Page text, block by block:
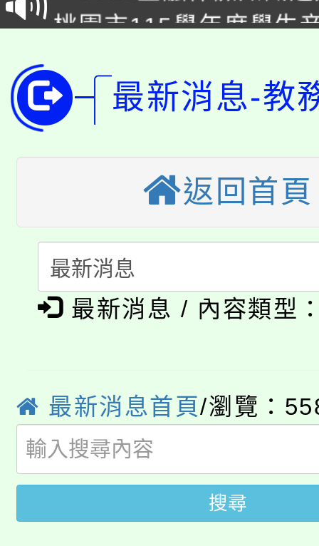
車」活動
桃園市115學年度學生
代理(課)教師甄選結果(
公告本校115學年度第
代理(課)教師甄選結果(
轉知中國文化大學推廣
《TA101》溝通分析基
程，歡迎學生輔導中心
心理、諮商輔導、社會
系所師生報名參加。
轉知苗栗縣政府辦理
縣市「校園短影音徵
門員」簡章及活動海報
踴躍報名參加。
桃園市115學年度學生
要點
「桃園市補助參觀特色
展演活動實施計畫」
115年度「教育部表揚
義教育推展貢獻獎」
公告本校115學年度第
生本土語及新住民語歌
公告本校115學年度第
代理(課)教師甄選結果(
公告本校115學年度第
代理(課)教師甄選結果(
轉知中國文化大學推廣
《TA101》溝通分析基
轉知苗栗縣政府辦理
最新消息-教
返回首頁
最新消息 / 內容類型
最新消息首頁/瀏覽：
搜尋